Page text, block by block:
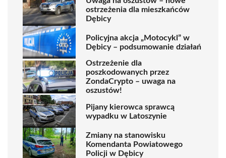
ostrzeżenia dla mieszkańców
Dębicy
Policyjna akcja „Motocykl” w
Dębicy – podsumowanie działań
Ostrzeżenie dla
poszkodowanych przez
ZondaCrypto – uwaga na
oszustów!
Pijany kierowca sprawcą
wypadku w Latoszynie
Zmiany na stanowisku
Komendanta Powiatowego
Policji w Dębicy